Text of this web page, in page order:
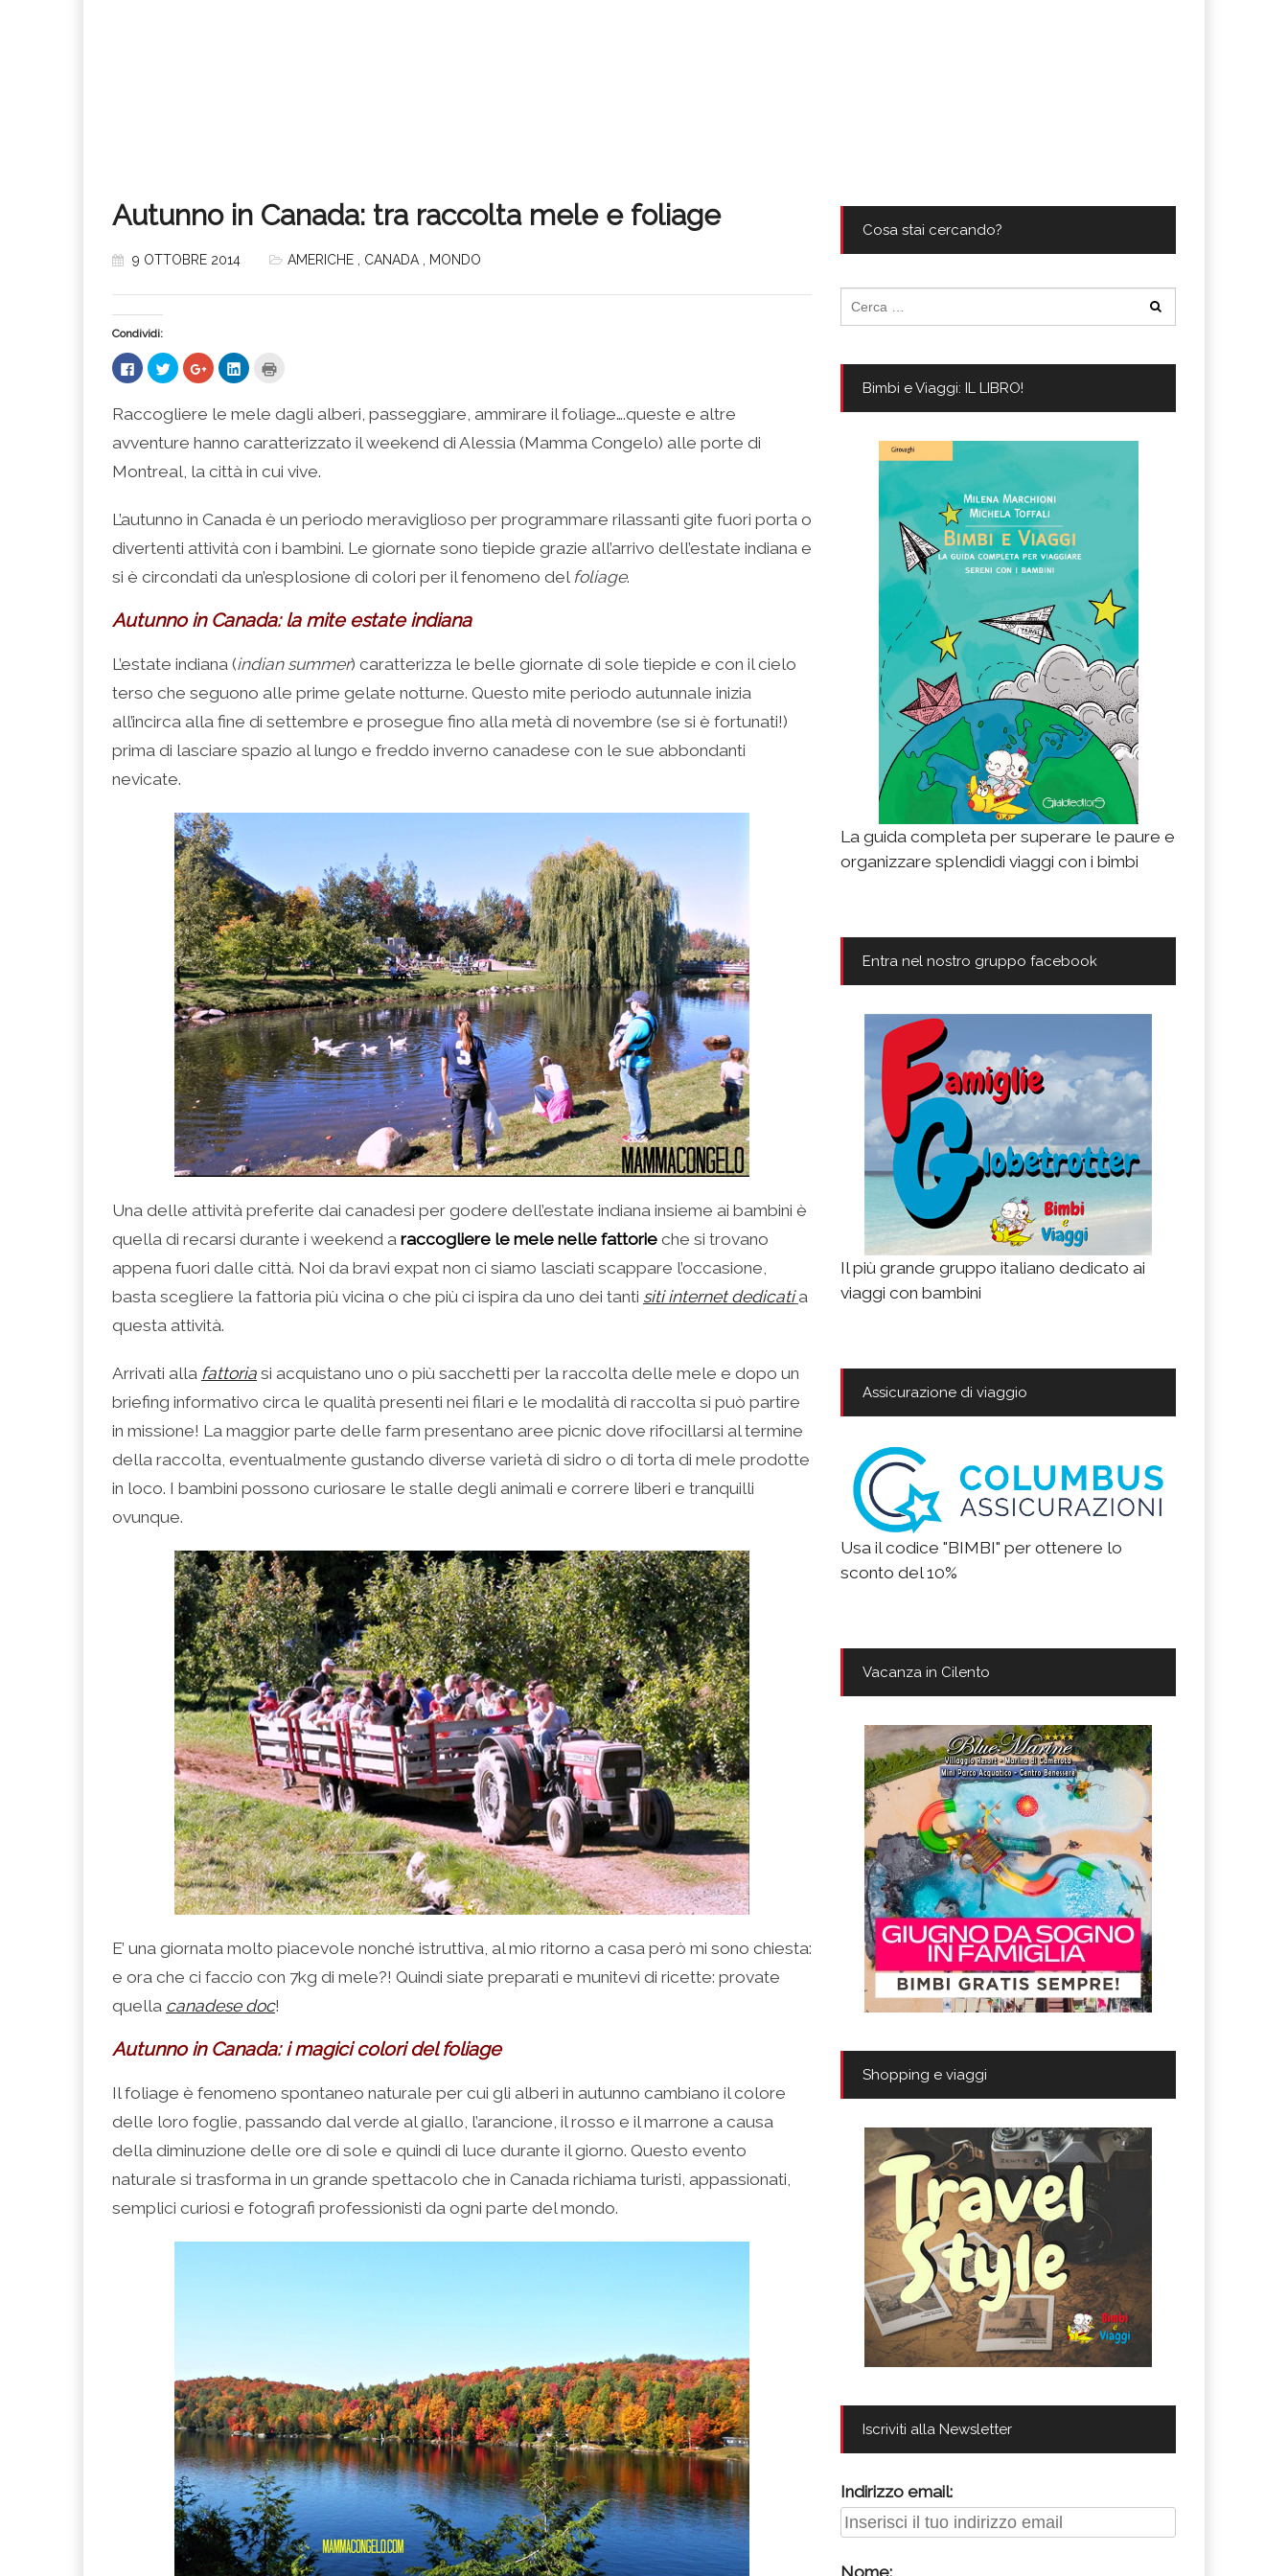
Autunno in Canada: tra raccolta mele e foliage
9 OTTOBRE 2014 AMERICHE CANADA MONDO
Condividi:
Fai
clic
su
Facebook
apre
una
nuova
Fai
clic
condividere
su
Twitter
(Si
in
una
Fai
clic
condividere
su
(Si
in
una
Fai
clic
condividere
su
LinkedIn
(Si
in
una
stampare
(Si
apre
in
nuova
finestra)
Raccogliere le mele dagli alberi, passeggiare, ammirare il foliage….queste e altre
avventure hanno caratterizzato il weekend di Alessia (Mamma Congelo) alle porte di
Montreal, la città in cui vive.
L’autunno in Canada è un periodo meraviglioso per programmare rilassanti gite fuori porta o
divertenti attività con i bambini. Le giornate sono tiepide grazie all’arrivo dell’estate indiana e
si è circondati da un’esplosione di colori per il fenomeno del foliage.
Autunno in Canada: la mite estate indiana
L’estate indiana (indian summer) caratterizza le belle giornate di sole tiepide e con il cielo
terso che seguono alle prime gelate notturne. Questo mite periodo autunnale inizia
all’incirca alla fine di settembre e prosegue fino alla metà di novembre (se si è fortunati!)
prima di lasciare spazio al lungo e freddo inverno canadese con le sue abbondanti
nevicate.
Una delle attività preferite dai canadesi per godere dell’estate indiana insieme ai bambini è
quella di recarsi durante i weekend a raccogliere le mele nelle fattorie che si trovano
appena fuori dalle città. Noi da bravi expat non ci siamo lasciati scappare l’occasione,
basta scegliere la fattoria più vicina o che più ci ispira da uno dei tanti siti internet dedicati a
questa attività.
Arrivati alla fattoria si acquistano uno o più sacchetti per la raccolta delle mele e dopo un
briefing informativo circa le qualità presenti nei filari e le modalità di raccolta si può partire
in missione! La maggior parte delle farm presentano aree picnic dove rifocillarsi al termine
della raccolta, eventualmente gustando diverse varietà di sidro o di torta di mele prodotte
in loco. I bambini possono curiosare le stalle degli animali e correre liberi e tranquilli
ovunque.
E’ una giornata molto piacevole nonché istruttiva, al mio ritorno a casa però mi sono chiesta:
e ora che ci faccio con 7kg di mele?! Quindi siate preparati e munitevi di ricette: provate
quella canadese doc!
Autunno in Canada: i magici colori del foliage
Il foliage è fenomeno spontaneo naturale per cui gli alberi in autunno cambiano il colore
delle loro foglie, passando dal verde al giallo, l’arancione, il rosso e il marrone a causa
della diminuzione delle ore di sole e quindi di luce durante il giorno. Questo evento
naturale si trasforma in un grande spettacolo che in Canada richiama turisti, appassionati,
semplici curiosi e fotografi professionisti da ogni parte del mondo.
Cosa stai cercando?
per:
Bimbi e Viaggi: IL LIBRO!
La guida completa per superare le paure e
organizzare splendidi viaggi con i bimbi
Entra nel nostro gruppo facebook
Il più grande gruppo italiano dedicato ai
viaggi con bambini
Assicurazione di viaggio
Usa il codice "BIMBI" per ottenere lo
sconto del 10%
Vacanza in Cilento
Shopping e viaggi
Iscriviti alla Newsletter
Indirizzo email: